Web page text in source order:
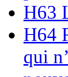
H63
H64
qui